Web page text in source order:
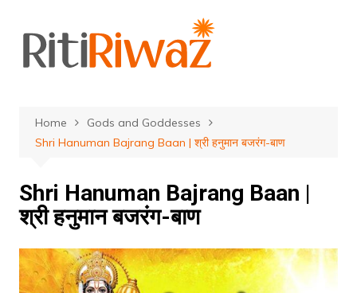
content
Home
Gods and Goddesses
Shri Hanuman Bajrang Baan | श्री हनुमान बजरंग-बाण
Shri Hanuman Bajrang Baan |
श्री हनुमान बजरंग-बाण